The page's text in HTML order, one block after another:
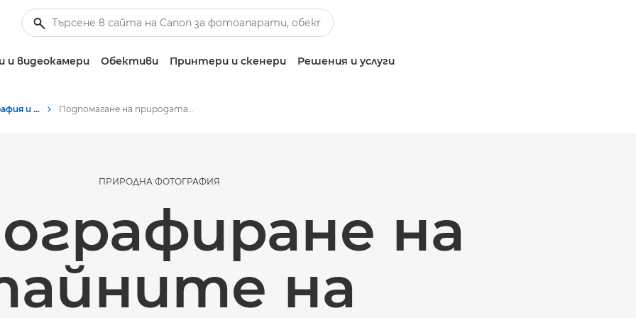
видеокамери Обективи Принтери и скенери Решения и услуги
Истории за фотография и творчество Подпомагане на природата чрез фотография
ПРИРОДНА ФОТОГРАФИЯ
на
на